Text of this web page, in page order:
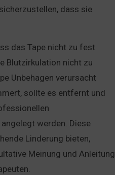
dass sie
das Tape nicht zu fest
Blutzirkulation nicht zu
Unbehagen verursacht
sollte es entfernt und
werden. Diese
Linderung bieten,
Meinung und Anleitung